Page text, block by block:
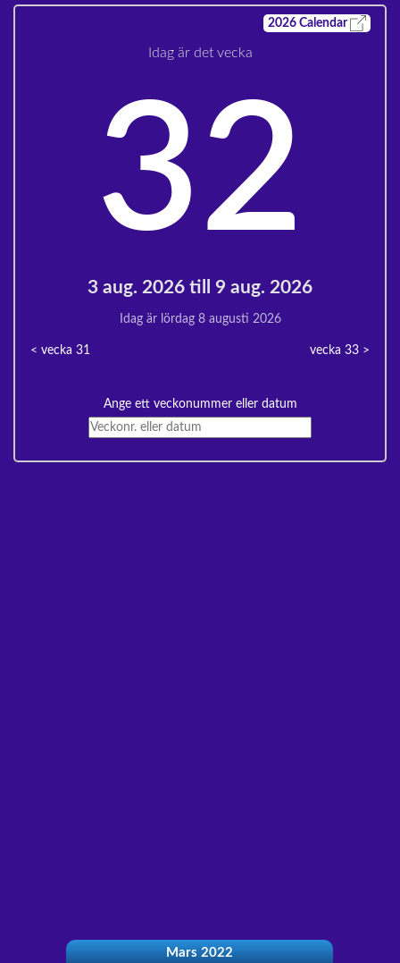
2026 Calendar
Idag är det vecka
32
3 aug. 2026 till 9 aug. 2026
Idag är lördag 8 augusti 2026
< vecka31 vecka 33>
Ange ett veckonummer eller datum
Mars 2022